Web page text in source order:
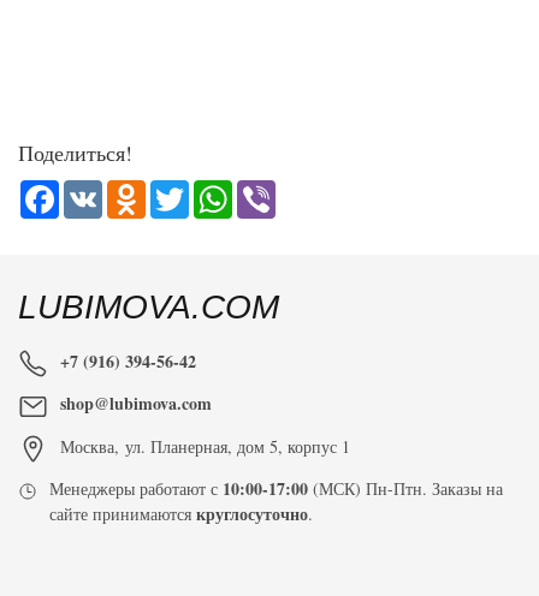
Поделиться!
Facebook
VK Odnoklassniki
TwitterWhatsApp
LUBIMOVA.COM
+7 (916) 394-56-42
shop@lubimova.com
Москва, ул. Планерная, дом 5, корпус 1
Менеджеры работают с 10:00-17:00 (МСК) Пн-Птн. Заказы на
сайте принимаютсякруглосуточно.